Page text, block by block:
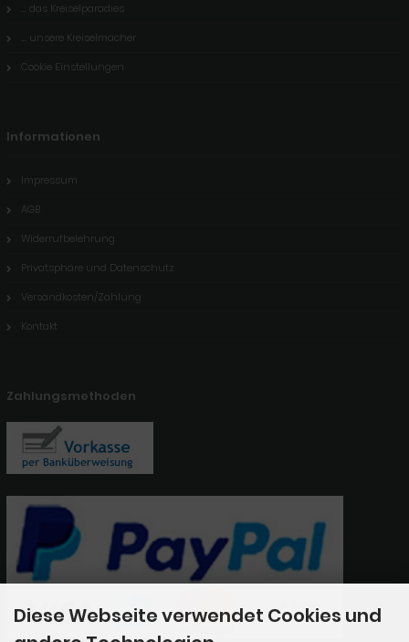
... das Kreiselparadies
... unsere Kreiselmacher
Cookie Einstellungen
Informationen
Impressum
AGB
Widerrufbelehrung
Privatsphäre und Datenschutz
Versandkosten/Zahlung
Kontakt
Zahlungsmethoden
Diese Webseite verwendet Cookies und